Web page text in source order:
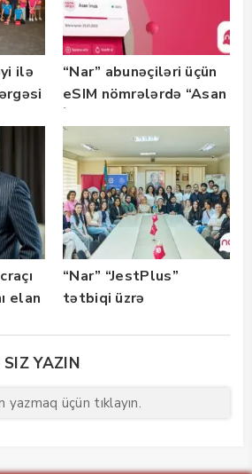
ilə
“Nar” abunəçiləri üçün
eSIM nömrələrdə “Asan
istifadəyə verildi
elan
“Nar” “JestPlus”
tətbiqi üzrə
SIZ YAZIN
yazmaq üçün tıklayın.